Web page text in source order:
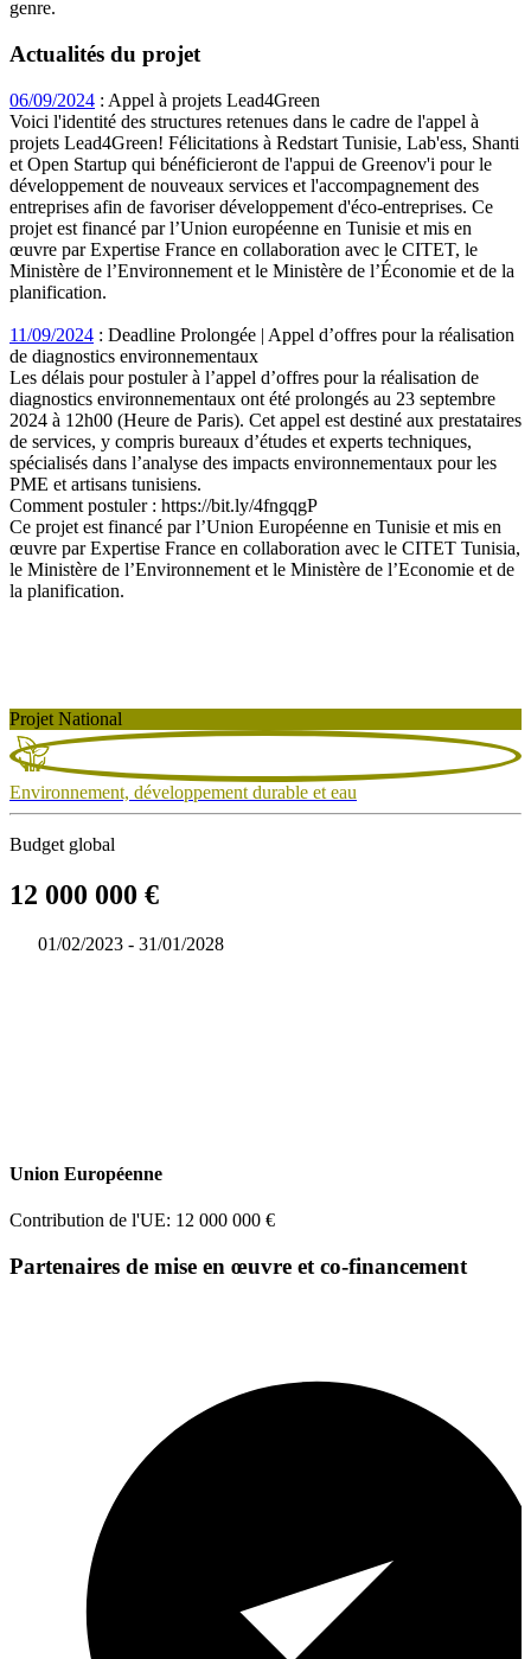
genre.
Actualités du projet
06/09/2024 : Appel à projets Lead4Green
Voici l'identité des structures retenues dans le cadre de l'appel à
projets Lead4Green! Félicitations à Redstart Tunisie, Lab'ess, Shanti
et Open Startup qui bénéficieront de l'appui de Greenov'i pour le
développement de nouveaux services et l'accompagnement des
entreprises afin de favoriser développement d'éco-entreprises. Ce
projet est financé par l’Union européenne en Tunisie et mis en
œuvre par Expertise France en collaboration avec le CITET, le
Ministère de l’Environnement et le Ministère de l’Économie et de la
planification.
11/09/2024 : Deadline Prolongée | Appel d’offres pour la réalisation
de diagnostics environnementaux
Les délais pour postuler à l’appel d’offres pour la réalisation de
diagnostics environnementaux ont été prolongés au 23 septembre
2024 à 12h00 (Heure de Paris). Cet appel est destiné aux prestataires
de services, y compris bureaux d’études et experts techniques,
spécialisés dans l’analyse des impacts environnementaux pour les
PME et artisans tunisiens.
Comment postuler : https://bit.ly/4fngqgP
Ce projet est financé par l’Union Européenne en Tunisie et mis en
œuvre par Expertise France en collaboration avec le CITET Tunisia,
le Ministère de l’Environnement et le Ministère de l’Economie et de
la planification.
Projet National
Environnement, développement durable et eau
Budget global
12 000 000 €
01/02/2023 - 31/01/2028
Union Européenne
Contribution de l'UE: 12 000 000 €
Partenaires de mise en œuvre et co-financement